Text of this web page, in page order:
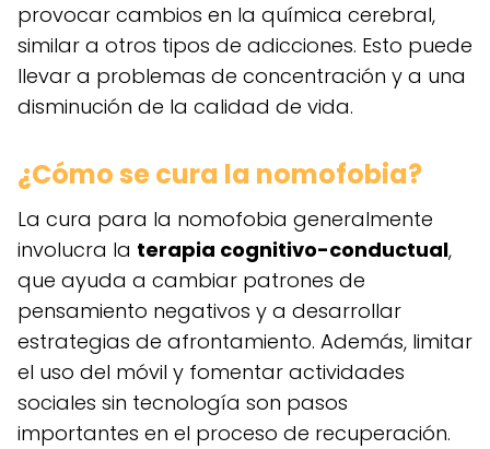
provocar cambios en la química cerebral,
similar a otros tipos de adicciones. Esto puede
llevar a problemas de concentración y a una
disminución de la calidad de vida.
¿Cómo se cura la nomofobia?
La cura para la nomofobia generalmente
involucra la terapia cognitivo-conductual,
que ayuda a cambiar patrones de
pensamiento negativos y a desarrollar
estrategias de afrontamiento. Además, limitar
el uso del móvil y fomentar actividades
sociales sin tecnología son pasos
importantes en el proceso de recuperación.